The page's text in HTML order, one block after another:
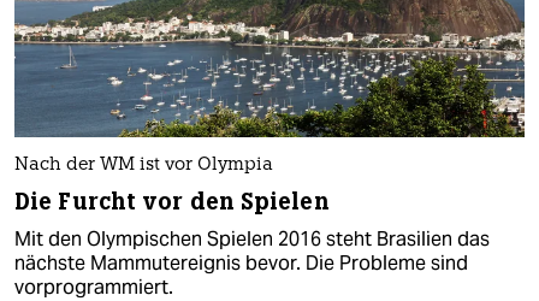
Nach der WM ist vor Olympia
Die Furcht vor den Spielen
Mit den Olympischen Spielen 2016 steht Brasilien das
nächste Mammutereignis bevor. Die Probleme sind
vorprogrammiert.